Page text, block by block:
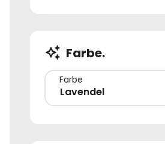
Farbe.
Farbe
Lavendel